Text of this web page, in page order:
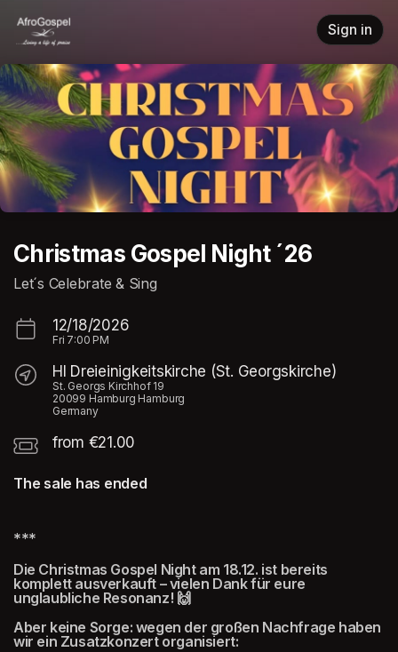
Sign in
Christmas Gospel Night ´26
Let´s Celebrate & Sing
12/18/2026
Fri 7:00 PM
Hl Dreieinigkeitskirche (St. Georgskirche)
St. Georgs Kirchhof 19
20099 Hamburg Hamburg
Germany
from €21.00
The sale has ended
***
Die Christmas Gospel Night am 18.12. ist bereits
komplett ausverkauft – vielen Dank für eure
unglaubliche Resonanz! 🙌
Aber keine Sorge: wegen der großen Nachfrage haben
wir ein Zusatzkonzert organisiert: